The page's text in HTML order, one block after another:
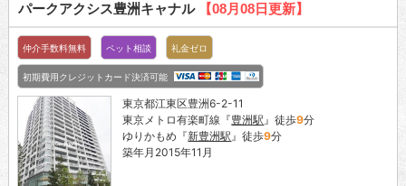
パークアクシス豊洲キャナル 【08月08日更新】
仲介手数料無料 ペット相談 礼金ゼロ
初期費用クレジットカード決済可能
東京都江東区豊洲6-2-11
東京メトロ有楽町線『豊洲駅』徒歩9分
ゆりかもめ『新豊洲駅』徒歩9分
築年月2015年11月